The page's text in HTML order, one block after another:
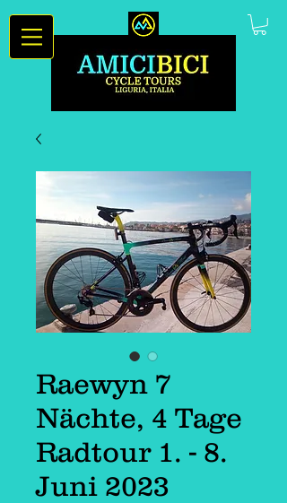
Raewyn 7
Nächte, 4 Tage
Radtour 1. - 8.
Juni 2023